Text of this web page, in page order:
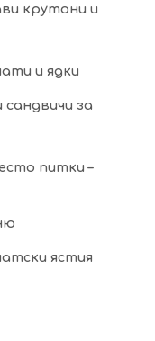
крутони и
и ядки
за
питки –
ястия